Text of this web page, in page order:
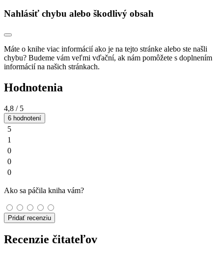
Nahlásiť chybu alebo škodlivý obsah
Máte o knihe viac informácií ako je na tejto stránke alebo ste našli
chybu? Budeme vám veľmi vďační, ak nám pomôžete s doplnením
informácií na našich stránkach.
Hodnotenia
4,8 / 5
6 hodnotení
5
1
0
0
0
Ako sa páčila kniha vám?
Pridať recenziu
Recenzie čitateľov